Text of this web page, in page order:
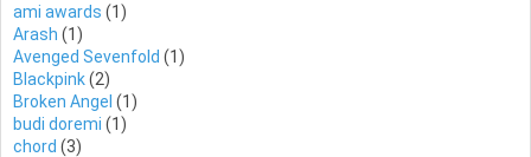
ami awards (1)
Arash (1)
Avenged Sevenfold (1)
Blackpink(2)
Broken Angel (1)
budi doremi (1)
chord (3)